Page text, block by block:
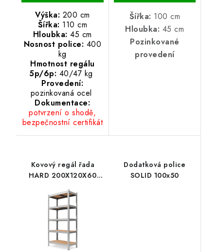
Výška: 200 cm
Šířka: 110 cm
Hloubka: 45 cm
Nosnost police: 400
kg
Hmotnost regálu
5p/6p: 40/47 kg
Provedení:
pozinkovaná ocel
Dokumentace:
potvrzení o shodě,
bezpečnostní certifikát
Šířka: 100 cm
Hloubka: 45 cm
Pozinkované
provedení
Kovový regál řada
HARD 200X120X60
500 KG
Dodatková police
SOLID 100x50